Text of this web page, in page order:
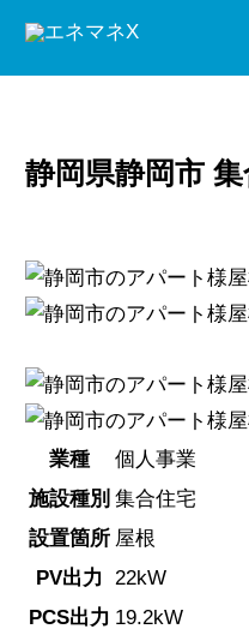
HOME>設置事例
静岡県静岡市
業種
個人事業
施設種別 集合住宅
設置箇所 屋根
PV出力 22kW
PCS出力 19.2kW